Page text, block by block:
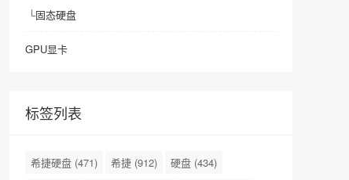
└固态硬盘
GPU显卡
标签列表
希捷硬盘 (471) 希捷 (912) 硬盘 (434)